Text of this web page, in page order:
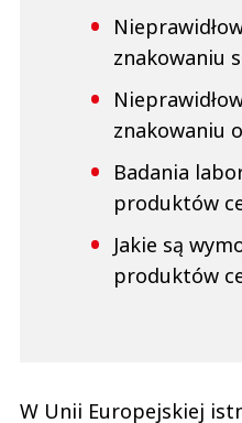
znakowaniu
znakowaniu
Badania
produktów
Jakie są
produktów
W Unii Europejskiej